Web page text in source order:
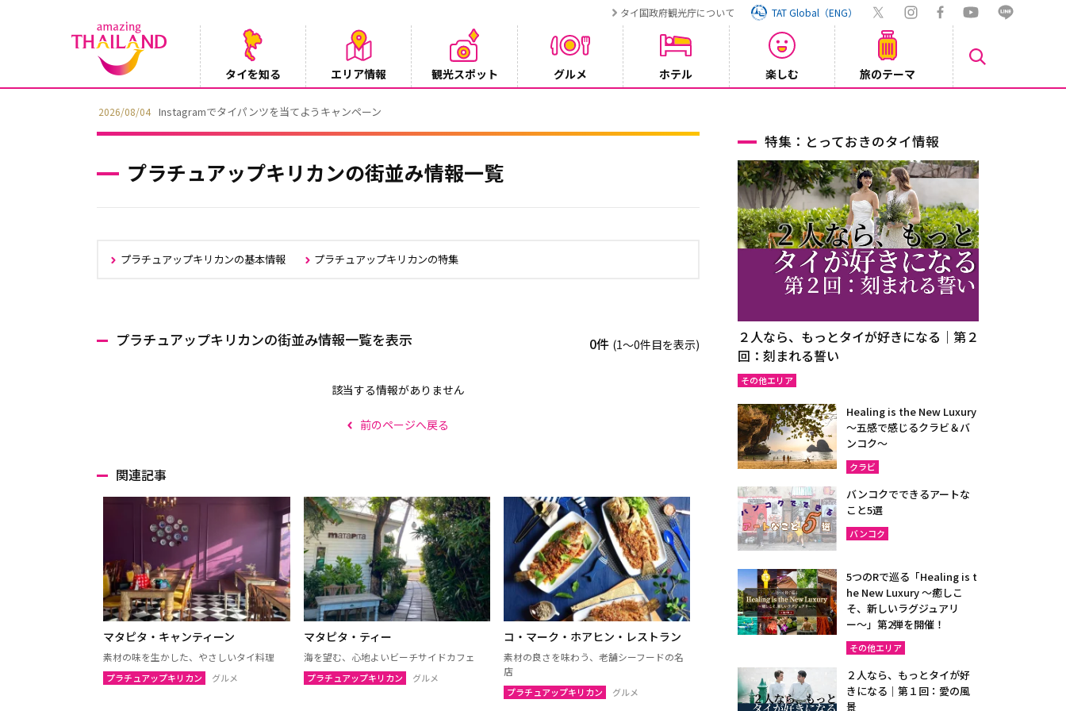
タイ国政府観光庁について TAT Global（ENG）
タイを知る エリア情報 観光スポット グルメ ホテル 楽しむ 旅のテーマ
2026/08/04 Instagramでタイパンツを当てようキャンペーン
プラチュアップキリカンの街並み情報一覧
プラチュアップキリカンの基本情報 プラチュアップキリカンの特集
プラチュアップキリカンの街並み情報一覧を表示 0件 (1〜0件目を表示)
該当する情報がありません
前のページへ戻る
関連記事
マタピタ・キャンティーン
素材の味を生かした、やさしいタイ料理
プラチュアップキリカン グルメ
マタピタ・ティー
海を望む、心地よいビーチサイドカフェ
プラチュアップキリカン グルメ
コ・マーク・ホアヒン・レストラン
素材の良さを味わう、老舗シーフードの名
店
プラチュアップキリカン グルメ
特集：とっておきのタイ情報
２人なら、もっとタイが好きになる｜第２
回：刻まれる誓い
その他エリア
Healing is the New Luxury
～五感で感じるクラビ＆バ
ンコク～
クラビ
バンコクでできるアートな
こと5選
バンコク
5つのRで巡る「Healing is t
he New Luxury ～癒しこ
そ、新しいラグジュアリ
ー〜」第2弾を開催！
その他エリア
２人なら、もっとタイが好
きになる｜第１回：愛の風
景